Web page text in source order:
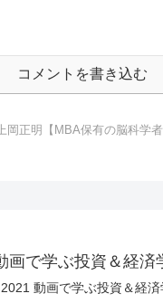
コメントを書き込む
上岡正明【MBA保有の脳科学者
画で学ぶ投資＆経済
動画で学ぶ投資＆経済